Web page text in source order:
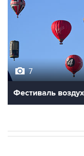
7
Фестиваль